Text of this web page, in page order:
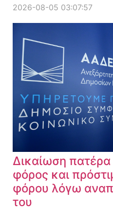
2026-08-05 03:07:57
Δικαίωση
φόρος και
φόρου λόγω
του